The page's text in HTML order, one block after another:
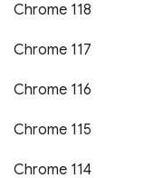
Chrome 118
Chrome 117
Chrome 116
Chrome 115
Chrome 114